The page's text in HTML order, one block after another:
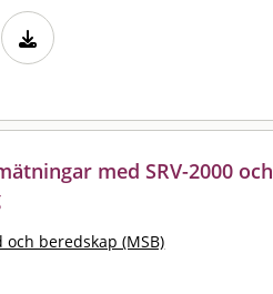
med SRV-2000 och
beredskap (MSB)